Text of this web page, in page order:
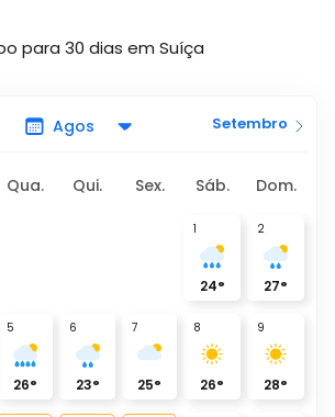
para 30 dias em Suíça
Setembro
Qua. Qui. Sex. Sáb. Dom.
1
24°
2
27°
5
26°
6
23°
7
25°
8
26°
9
28°